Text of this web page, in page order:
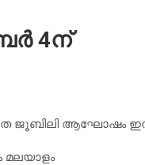
4ന്
ജൂബിലി ആഘോഷം